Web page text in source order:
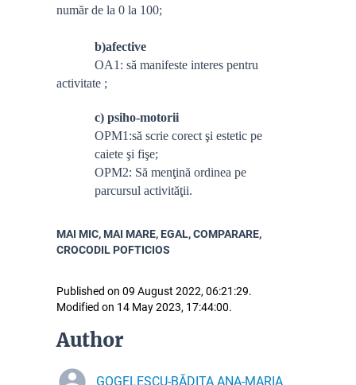
număr de la 0 la 100;
b)afective
OA1: să manifeste interes pentru
activitate ;
c) psiho-motorii
OPM1:să scrie corect şi estetic pe
caiete şi fişe;
OPM2: Să menţină ordinea pe
parcursul activităţii.
MAI MIC, MAI MARE, EGAL, COMPARARE,
CROCODIL POFTICIOS
Published on 09 August 2022, 06:21:29.
Modified on 14 May 2023, 17:44:00.
Author
GOGELESCU-BĂDIȚA ANA-MARIA